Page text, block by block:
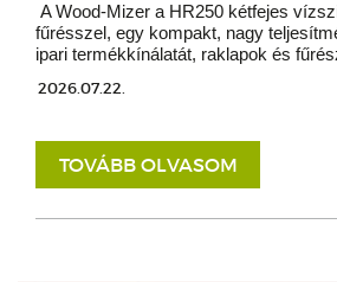
A Wood-Mizer a HR250 kétfejes
fűrésszel, egy kompakt, nagy
ipari termékkínálatát, raklapok és
2026.07.22.
TOVÁBB OLVASOM